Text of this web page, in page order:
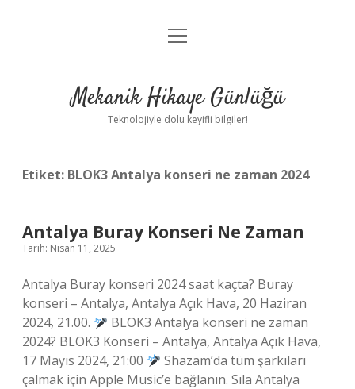
Anasayfa
Yasal Uyarı
menüyü
Mekanik Hikaye Günlüğü
Teknolojiyle dolu keyifli bilgiler!
Etiket: BLOK3 Antalya konseri ne zaman 2024
Antalya Buray Konseri Ne Zaman
Tarih: Nisan 11, 2025
Antalya Buray konseri 2024 saat kaçta? Buray
konseri – Antalya, Antalya Açık Hava, 20 Haziran
2024, 21.00.
BLOK3 Antalya konseri ne zaman
2024? BLOK3 Konseri – Antalya, Antalya Açık Hava,
17 Mayıs 2024, 21:00
Shazam’da tüm şarkıları
çalmak için Apple Music’e bağlanın. Sıla Antalya